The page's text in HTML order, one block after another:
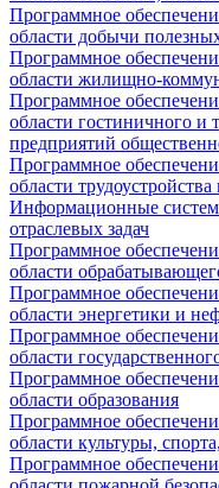
Программное
области добычи
Программное
области жилищно-
Программное
области гостиничного и
предприятий
Программное
области
Информационные
отраслевых задач
Программное
области
Программное
области энергетики и
Программное
области
Программное
области образования
Программное
области культуры,
Программное